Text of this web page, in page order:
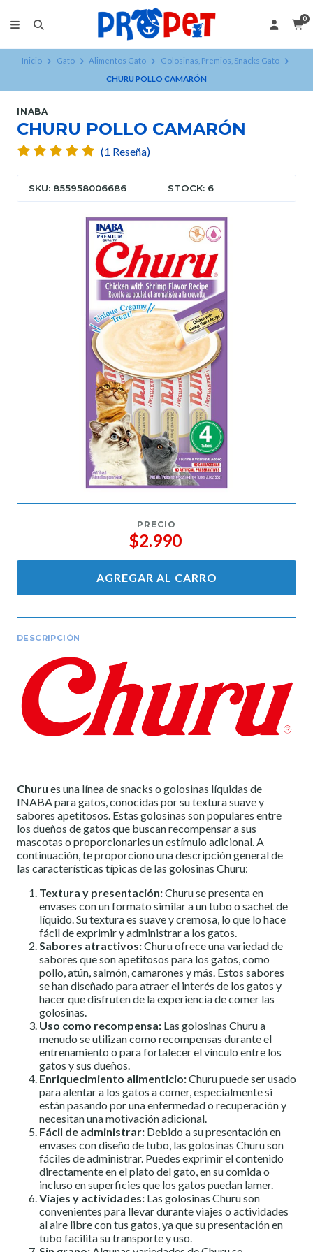
0
Inicio Gato Alimentos Gato
Golosinas, Premios, Snacks Gato
CHURU POLLO CAMARÓN
INABA
CHURU POLLO CAMARÓN
(1 Reseña)
SKU: 855958006686 STOCK: 6
PRECIO
$2.990
AGREGAR AL CARRO
DESCRIPCIÓN
Churu es una línea de snacks o golosinas líquidas de
INABA para gatos, conocidas por su textura suave y
sabores apetitosos. Estas golosinas son populares entre
los dueños de gatos que buscan recompensar a sus
mascotas o proporcionarles un estímulo adicional. A
continuación, te proporciono una descripción general de
las características típicas de las golosinas Churu:
Textura y presentación:Churu se presenta en
envases con un formato similar a un tubo o sachet de
líquido. Su textura es suave y cremosa, lo que lo hace
fácil de exprimir y administrar a los gatos.
Sabores atractivos:Churu ofrece una variedad de
sabores que son apetitosos para los gatos, como
pollo, atún, salmón, camarones y más. Estos sabores
se han diseñado para atraer el interés de los gatos y
hacer que disfruten de la experiencia de comer las
golosinas.
Uso como recompensa: Las golosinas Churu a
menudo se utilizan como recompensas durante el
entrenamiento o para fortalecer el vínculo entre los
gatos y sus dueños.
Enriquecimiento alimenticio:Churu puede ser usado
para alentar a los gatos a comer, especialmente si
están pasando por una enfermedad o recuperación y
necesitan una motivación adicional.
Fácil de administrar: Debido a su presentación en
envases con diseño de tubo, las golosinas Churu son
fáciles de administrar. Puedes exprimir el contenido
directamente en el plato del gato, en su comida o
incluso en superficies que los gatos puedan lamer.
Viajes y actividades: Las golosinas Churu son
convenientes para llevar durante viajes o actividades
al aire libre con tus gatos, ya que su presentación en
tubo facilita su transporte y uso.